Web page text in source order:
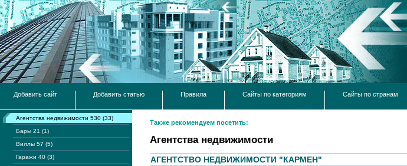
Добавить сайт Добавить статью Правила Сайты по категориям Сайты по странам
Агентства недвижимости 530 (33)
Бары 21 (1)
Виллы 57 (5)
Гаражи 40 (3)
Также рекомендуем посетить:
Агентства недвижимости
АГЕНТСТВО НЕДВИЖИМОСТИ "КАРМЕН"